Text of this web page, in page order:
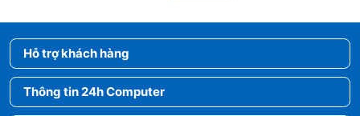
Hỗ trợ khách hàng
Thông tin 24h Computer